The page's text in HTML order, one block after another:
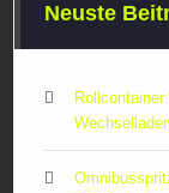
Neuste